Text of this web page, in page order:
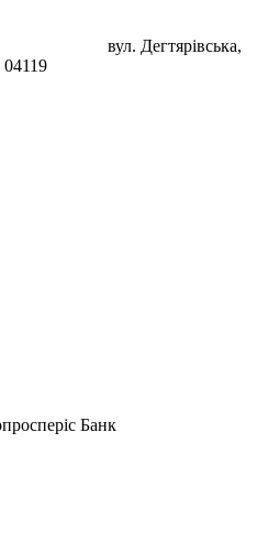
вул. Дегтярівська,
Банк